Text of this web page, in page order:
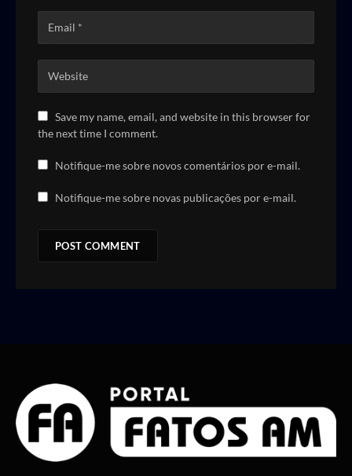
Save my name, email, and website in this browser for
the next time I comment.
Notifique-me sobre novos comentários por e-mail.
Notifique-me sobre novas publicações por e-mail.